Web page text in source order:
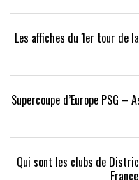
Les affiches du 1er tour de
Supercoupe d’Europe PSG
Qui sont les clubs de